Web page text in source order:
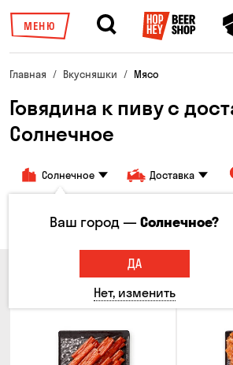
МЕНЮ
Главная Вкусняшки Мясо
Говядина к пиву с
Солнечное
Солнечное Доставка
Все товары Мясо Рыба
Ваш город —Солнечное?
ДА
Нет, изменить